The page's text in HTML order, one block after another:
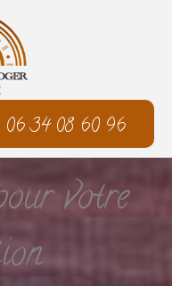
06 34 08 60 96
votre